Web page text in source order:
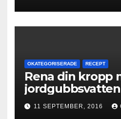
OKATEGORISERADE RECEPT
Rena din kropp
jordgubbsvatten
11 SEPTEMBER, 2016